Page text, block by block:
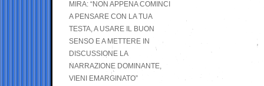
MIRA: “NON APPENA COMINCI
A PENSARE CON LA TUA
TESTA, A USARE IL BUON
SENSO E A METTERE IN
DISCUSSIONE LA
NARRAZIONE DOMINANTE,
VIENI EMARGINATO”